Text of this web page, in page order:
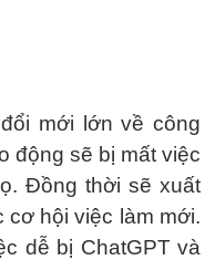
mới lớn về công
động sẽ bị mất việc
Đồng thời sẽ xuất
cơ hội việc làm mới.
dễ bị ChatGPT và